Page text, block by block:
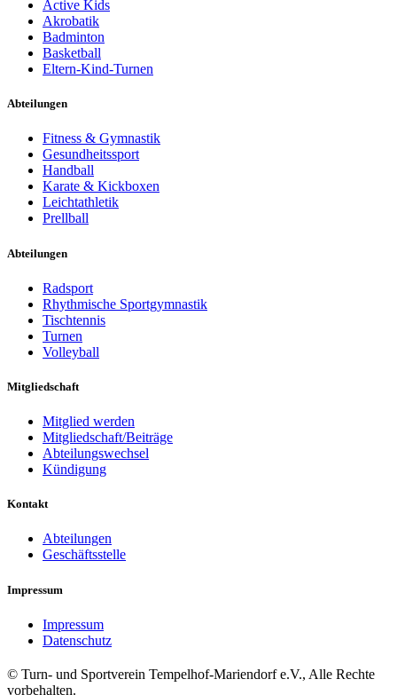
Active Kids
Akrobatik
Badminton
Basketball
Eltern-Kind-Turnen
Abteilungen
Fitness & Gymnastik
Gesundheitssport
Handball
Karate & Kickboxen
Leichtathletik
Prellball
Abteilungen
Radsport
Rhythmische Sportgymnastik
Tischtennis
Turnen
Volleyball
Mitgliedschaft
Mitglied werden
Mitgliedschaft/Beiträge
Abteilungswechsel
Kündigung
Kontakt
Abteilungen
Geschäftsstelle
Impressum
Impressum
Datenschutz
© Turn- und Sportverein Tempelhof-Mariendorf e.V., Alle Rechte
vorbehalten.